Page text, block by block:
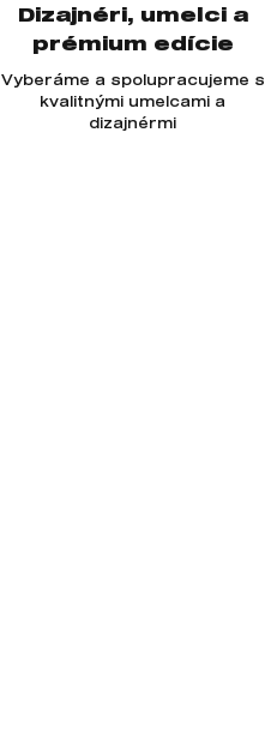
Dizajnéri, umelci a
prémium edície
Vyberáme a spolupracujeme s
kvalitnými umelcami a
dizajnérmi